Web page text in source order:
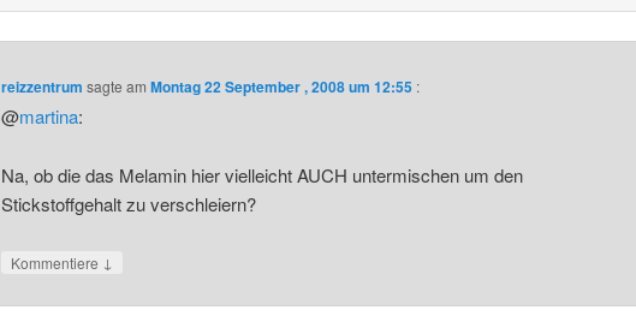
reizzentrum sagte amMontag 22 September , 2008 um 12:55 :
@martina:
Na, ob die das Melamin hier vielleicht AUCH untermischen um den
Stickstoffgehalt zu verschleiern?
Kommentiere ↓